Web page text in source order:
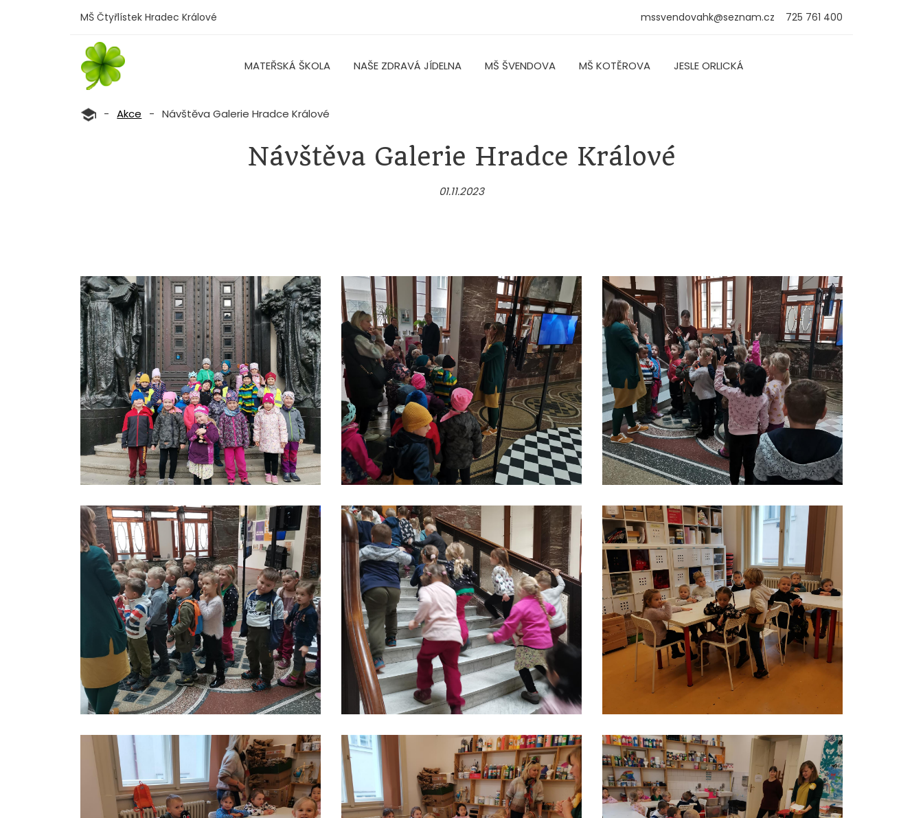
MŠ Čtyřlístek Hradec Králové mssvendovahk@seznam.cz 725 761 400
MATEŘSKÁ ŠKOLA NAŠE ZDRAVÁ JÍDELNA MŠ ŠVENDOVA MŠ KOTĚROVA JESLE ORLICKÁ
- Akce - Návštěva Galerie Hradce Králové
Návštěva Galerie Hradce Králové
01.11.2023